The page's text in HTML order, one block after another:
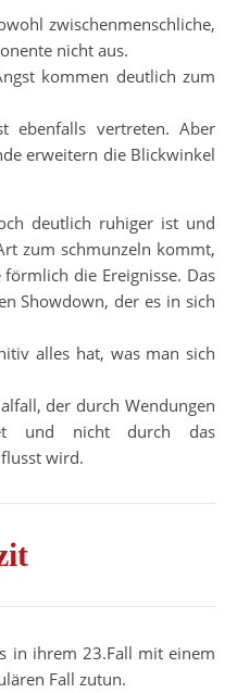
zwischenmenschliche,
nicht aus.
kommen deutlich zum
ebenfalls vertreten. Aber
erweitern die Blickwinkel
deutlich ruhiger ist und
zum schmunzeln kommt,
die Ereignisse. Das
Showdown, der es in sich
alles hat, was man sich
der durch Wendungen
und nicht durch das
wird.
in ihrem 23.Fall mit einem
Fall zutun.